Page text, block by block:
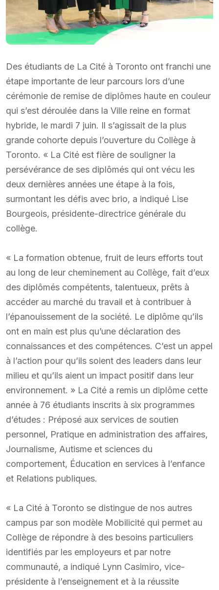
Des étudiants de La Cité à Toronto ont franchi une
étape importante de leur parcours lors d’une
cérémonie de remise de diplômes haute en couleur
qui s’est déroulée dans la Ville reine en format
hybride, le mardi 7 juin. Il s’agissait de la plus
grande cohorte depuis l’ouverture du Collège à
Toronto. « La Cité est fière de souligner la
persévérance de ses diplômés qui ont vécu les
deux dernières années une étape à la fois,
surmontant les défis avec brio, a indiqué Lise
Bourgeois, présidente-directrice générale du
collège.
« La formation obtenue, fruit de leurs efforts tout
au long de leur cheminement au Collège, fait d’eux
des diplômés compétents, talentueux, prêts à
accéder au marché du travail et à contribuer à
l’épanouissement de la société. Le diplôme qu’ils
ont en main est plus qu’une déclaration des
connaissances et des compétences. C’est un appel
à l’action pour qu’ils soient des leaders dans leur
milieu et qu’ils aient un impact positif dans leur
environnement. » La Cité a remis un diplôme cette
année à 76 étudiants inscrits à six programmes
d’études : Préposé aux services de soutien
personnel, Pratique en administration des affaires,
Journalisme, Autisme et sciences du
comportement, Éducation en services à l’enfance
et Relations publiques.
« La Cité à Toronto se distingue de nos autres
campus par son modèle Mobilicité qui permet au
Collège de répondre à des besoins particuliers
identifiés par les employeurs et par notre
communauté, a indiqué Lynn Casimiro, vice-
présidente à l’enseignement et à la réussite